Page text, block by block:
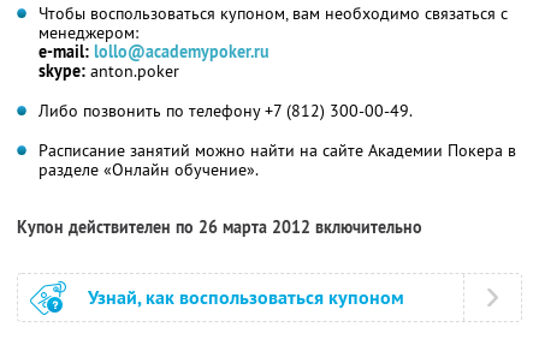
Чтобы воспользоваться купоном, вам необходимо связаться с
менеджером:
e-mail: lollo@academypoker.ru
skype: anton.poker
Либо позвонить по телефону +7 (812) 300-00-49.
Расписание занятий можно найти на сайте Академии Покера в
разделе «Онлайн обучение».
Купон действителен по 26 марта 2012 включительно
Узнай, как воспользоваться купоном